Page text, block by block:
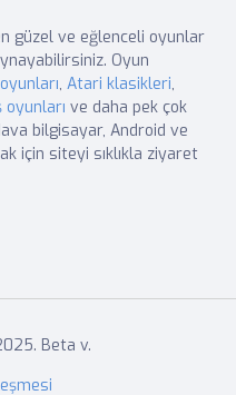
güzel ve eğlenceli oyunlar
Oyun
, Atari klasikleri,
oyunları ve daha pek çok
bilgisayar, Android ve
için siteyi sıklıkla ziyaret
Beta v.